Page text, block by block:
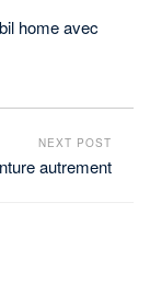
home avec
NEXT POST
autrement